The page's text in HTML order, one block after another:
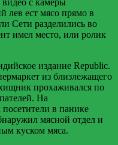
видео с камеры
лев ест мясо прямо в
Сети разделились во
имел место, или ролик
издание Republic.
из близлежащего
прохаживался по
На
в панике
мясной отдел и
куском мяса.